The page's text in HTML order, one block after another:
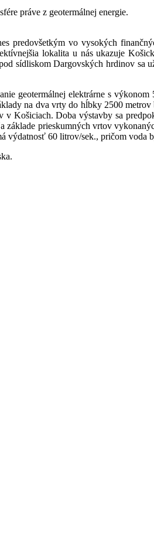
práve z geotermálnej energie.
predovšetkým vo vysokých
lokalita u nás ukazuje
sídliskom Dargovských hrdinov sa
geotermálnej elektrárne s
na dva vrty do hĺbky 2500
Košiciach. Doba výstavby sa
základe prieskumných vrtov
výdatnosť 60 litrov/sek., pričom voda